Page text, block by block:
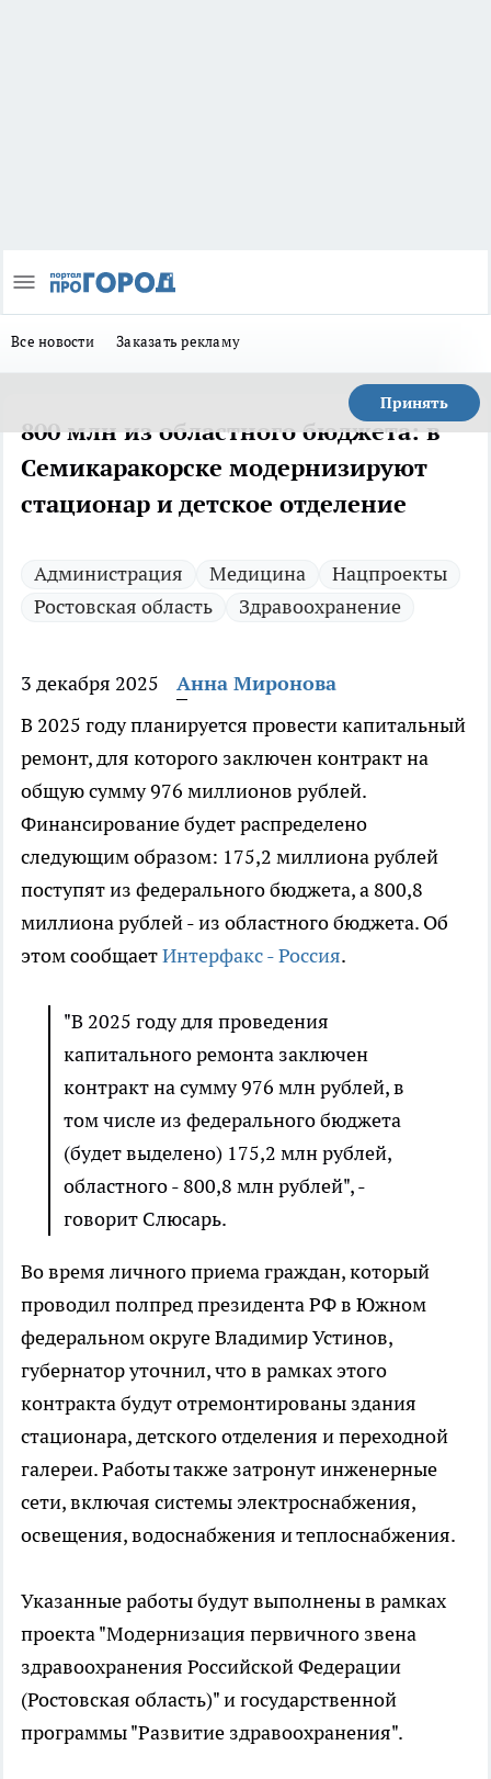
Все новости Заказать рекламу
Принять
800 млн из областного бюджета: в
Семикаракорске модернизируют
стационар и детское отделение
Администрация Медицина
Нацпроекты
Ростовская область
Здравоохранение
3 декабря 2025
Анна Миронова
В 2025 году планируется провести капитальный
ремонт, для которого заключен контракт на
общую сумму 976 миллионов рублей.
Финансирование будет распределено
следующим образом: 175,2 миллиона рублей
поступят из федерального бюджета, а 800,8
миллиона рублей - из областного бюджета. Об
этом сообщаетИнтерфакс - Россия.
"В 2025 году для проведения
капитального ремонта заключен
контракт на сумму 976 млн рублей, в
том числе из федерального бюджета
(будет выделено) 175,2 млн рублей,
областного - 800,8 млн рублей", -
говорит Слюсарь.
Во время личного приема граждан, который
проводил полпред президента РФ в Южном
федеральном округе Владимир Устинов,
губернатор уточнил, что в рамках этого
контракта будут отремонтированы здания
стационара, детского отделения и переходной
галереи. Работы также затронут инженерные
сети, включая системы электроснабжения,
освещения, водоснабжения и теплоснабжения.
Указанные работы будут выполнены в рамках
проекта "Модернизация первичного звена
здравоохранения Российской Федерации
(Ростовская область)" и государственной
программы "Развитие здравоохранения".